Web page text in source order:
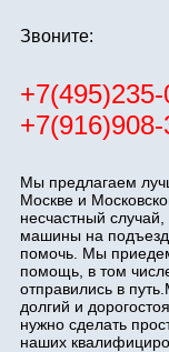
Звоните:
Мы предлагаем
Москве и
несчастный
машины на
помочь. Мы
помощь, в том
отправились в
долгий и
нужно сделать
наших